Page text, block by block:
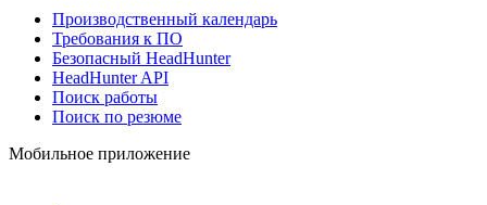
Производственный календарь
Требования к ПО
Безопасный HeadHunter
HeadHunter API
Поиск работы
Поиск по резюме
Мобильное приложение